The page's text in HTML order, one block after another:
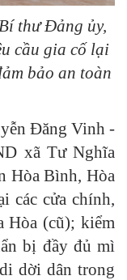
thư Đảng ủy,
cầu gia cố lại
bảo an toàn
Đăng Vinh -
xã Tư Nghĩa
Hòa Bình, Hòa
các cửa chính,
Hòa (cũ); kiểm
bị đầy đủ mì
dời dân trong